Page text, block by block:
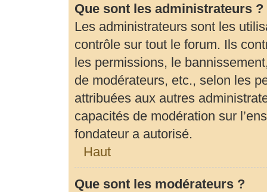
Que sont les administrateurs ?
Les administrateurs sont les
contrôle sur tout le forum. Ils
les permissions, le
de modérateurs, etc., selon les
attribuées aux autres
capacités de modération sur
fondateur a autorisé.
Haut
Que sont les modérateurs ?